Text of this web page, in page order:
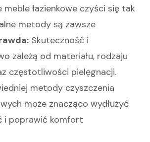
meble łazienkowe czyści się tak
metody są zawsze
Skuteczność i
zależą od materiału, rodzaju
częstotliwości pielęgnacji.
metody czyszczenia
może znacząco wydłużyć
i poprawić komfort